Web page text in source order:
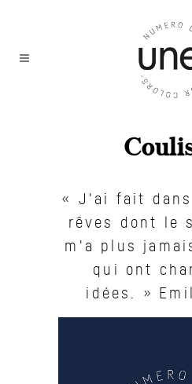
« J'ai fait dans
rêves dont le
m'a plus
qui ont
idées. »